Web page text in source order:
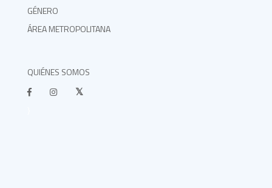
GÉNERO
ÁREA METROPOLITANA
QUIÉNES SOMOS